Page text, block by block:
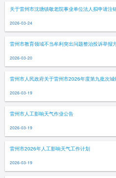
关于雷州市沈塘镇敬老院事业单位法人拟申请注
2026-03-24
雷州市教育领域不当牟利突出问题整治投诉举报
2026-03-20
雷州市人民政府关于雷州市2026年度第九批次
2026-03-19
雷州市人工影响天气作业公告
2026-03-19
雷州市2026年人工影响天气工作计划
2026-03-19